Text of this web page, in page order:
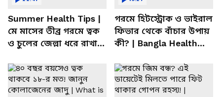
Summer Health Tips |
মে মাসের তীব্র গরমে ত্বক
ও চুলের জেল্লা ধরে রাখার
গরমে হিটস্ট্রোক ও ভাইরাল
ফিভার থেকে বাঁচার উপায়
কী? | Bangla Health